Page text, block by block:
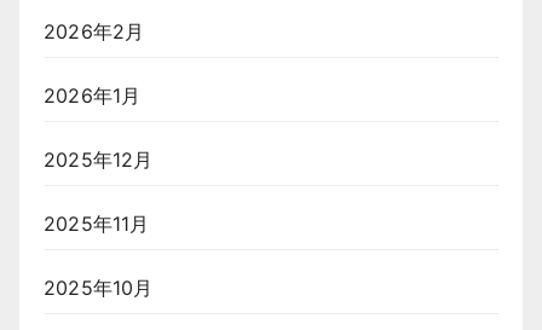
2026年2月
2026年1月
2025年12月
2025年11月
2025年10月